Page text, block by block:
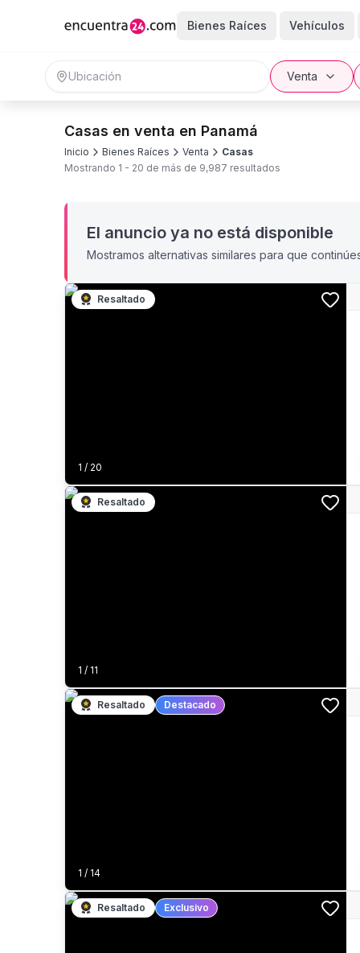
Bienes Raíces Vehículos
Venta
Casas en venta en Panamá
Inicio Bienes Raíces Venta
Casas
Mostrando 1 - 20 de más de 9,987 resultados
El anuncio ya no está disponible
Mostramos alternativas similares para que
1 / 20
Resaltado
1 / 11
Resaltado
1 / 14
Resaltado Destacado
Resaltado Exclusivo